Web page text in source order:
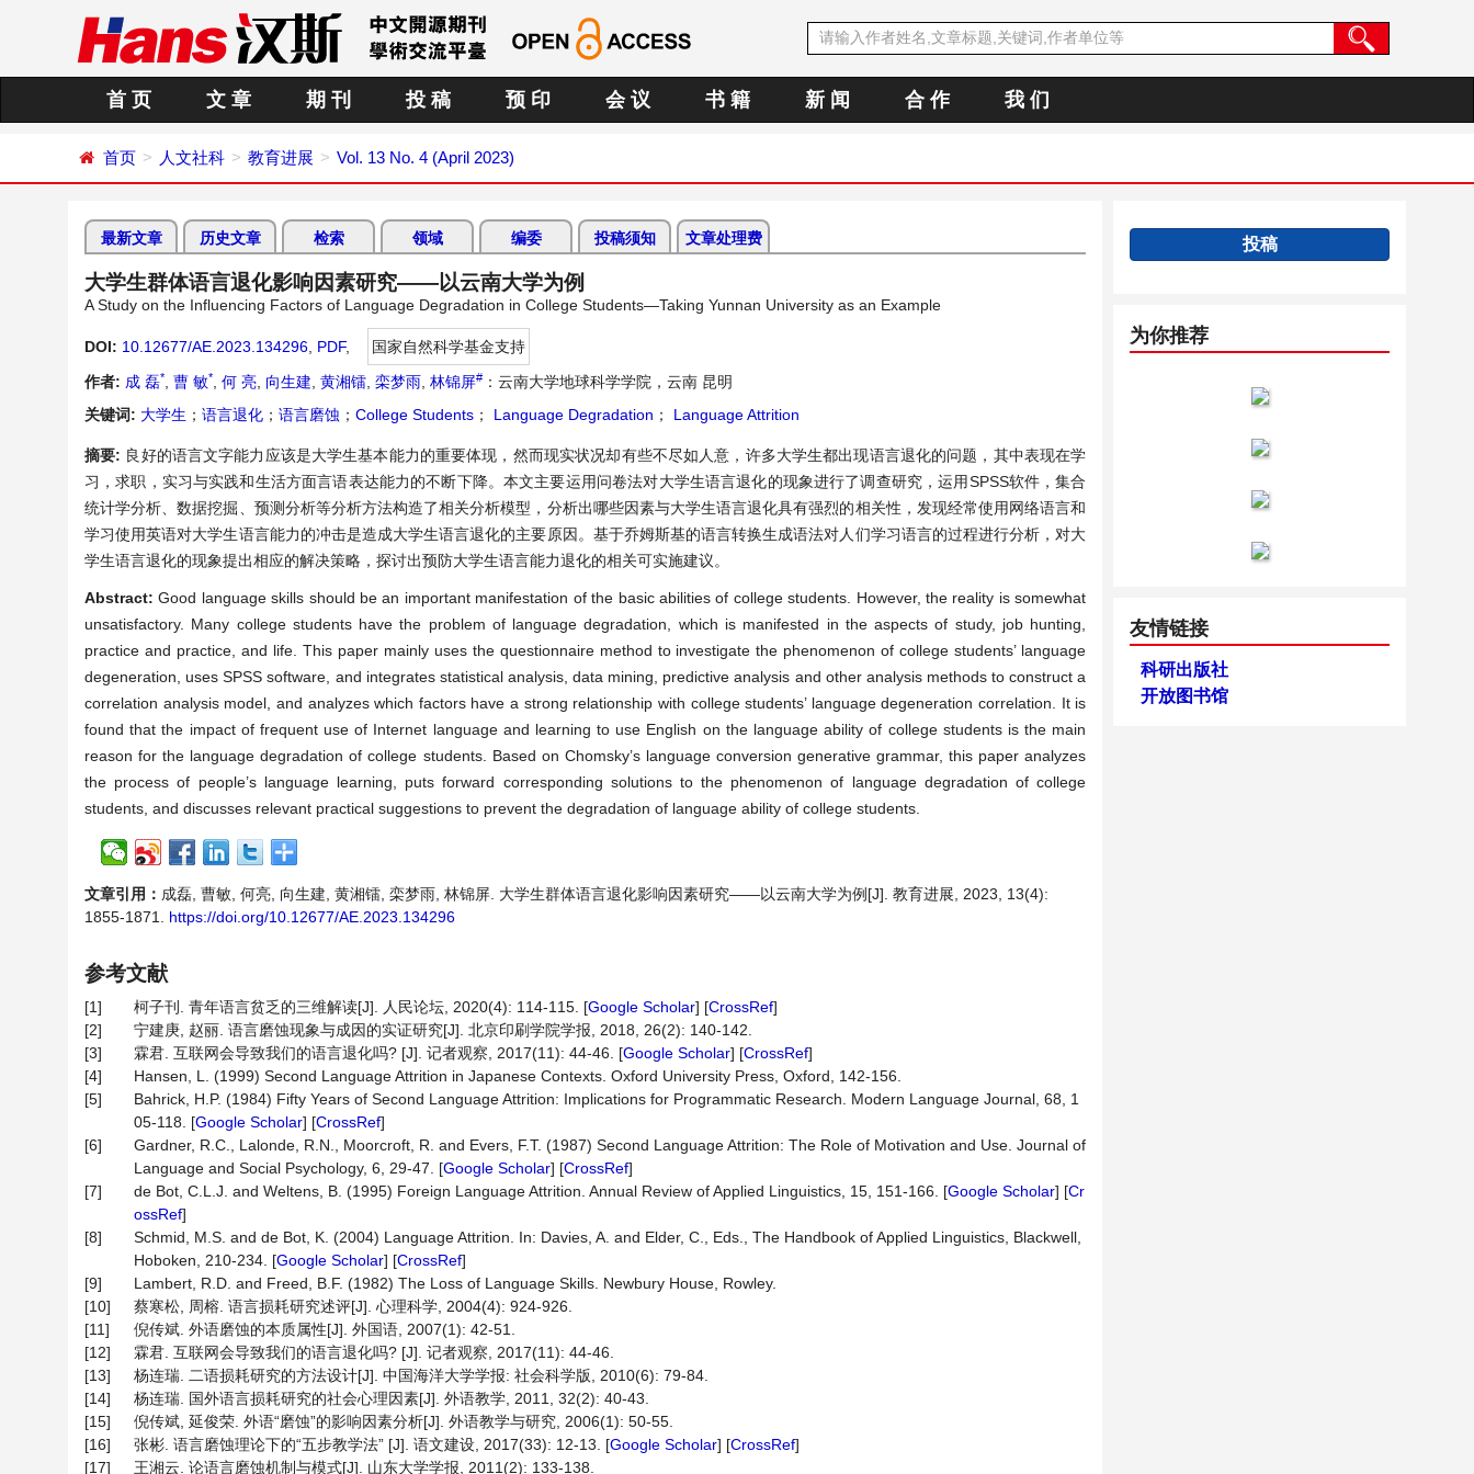
首 页 文 章 期 刊 投 稿 预 印 会 议 书 籍 新 闻 合 作 我 们
首页 人文社科 教育进展 Vol. 13 No. 4 (April 2023)
最新文章 历史文章 检索 领域 编委 投稿须知 文章处理费
大学生群体语言退化影响因素研究——以云南大学为例
A Study on the Influencing Factors of Language Degradation in College Students—Taking Yunnan University as an Example
DOI: 10.12677/AE.2023.134296 PDF,
国家自然科学基金支持
作者: 成 磊* 曹 敏* 何 亮 向生建 黄湘镭 栾梦雨 林锦屏# ：云南大学地球科学学院，云南 昆明
关键词: 大学生 ； 语言退化 ； 语言磨蚀 ； College Students ； Language Degradation ； Language Attrition
摘要: 良好的语言文字能力应该是大学生基本能力的重要体现，然而现实状况却有些不尽如人意，许多大学生都出现语言退化的问题，其中表现在学
习，求职，实习与实践和生活方面言语表达能力的不断下降。本文主要运用问卷法对大学生语言退化的现象进行了调查研究，运用SPSS软件，集合
统计学分析、数据挖掘、预测分析等分析方法构造了相关分析模型，分析出哪些因素与大学生语言退化具有强烈的相关性，发现经常使用网络语言和
学习使用英语对大学生语言能力的冲击是造成大学生语言退化的主要原因。基于乔姆斯基的语言转换生成语法对人们学习语言的过程进行分析，对大
学生语言退化的现象提出相应的解决策略，探讨出预防大学生语言能力退化的相关可实施建议。
Abstract:Good language skills should be an important manifestation of the basic abilities of college students. However, the reality is somewhat
unsatisfactory. Many college students have the problem of language degradation, which is manifested in the aspects of study, job hunting,
practice and practice, and life. This paper mainly uses the questionnaire method to investigate the phenomenon of college students’ language
degeneration, uses SPSS software, and integrates statistical analysis, data mining, predictive analysis and other analysis methods to construct a
correlation analysis model, and analyzes which factors have a strong relationship with college students’ language degeneration correlation. It is
found that the impact of frequent use of Internet language and learning to use English on the language ability of college students is the main
reason for the language degradation of college students. Based on Chomsky’s language conversion generative grammar, this paper analyzes
the process of people’s language learning, puts forward corresponding solutions to the phenomenon of language degradation of college
students, and discusses relevant practical suggestions to prevent the degradation of language ability of college students.
文章引用： 成磊, 曹敏, 何亮, 向生建, 黄湘镭, 栾梦雨, 林锦屏. 大学生群体语言退化影响因素研究——以云南大学为例[J]. 教育进展, 2023, 13(4):
1855-1871. https://doi.org/10.12677/AE.2023.134296
参考文献
[1] 柯子刊. 青年语言贫乏的三维解读[J]. 人民论坛, 2020(4): 114-115. [Google Scholar] [CrossRef]
[2]
宁建庚, 赵丽. 语言磨蚀现象与成因的实证研究[J]. 北京印刷学院学报, 2018, 26(2): 140-142.
[3]
霖君. 互联网会导致我们的语言退化吗? [J]. 记者观察, 2017(11): 44-46. [Google Scholar] [CrossRef]
[4]
Hansen, L. (1999) Second Language Attrition in Japanese Contexts. Oxford University Press, Oxford, 142-156.
[5]
Bahrick, H.P. (1984) Fifty Years of Second Language Attrition: Implications for Programmatic Research. Modern Language Journal, 68, 1
05-118. [Google Scholar] [CrossRef]
[6]
Gardner, R.C., Lalonde, R.N., Moorcroft, R. and Evers, F.T. (1987) Second Language Attrition: The Role of Motivation and Use. Journal of
Language and Social Psychology, 6, 29-47. [Google Scholar] [CrossRef]
[7]
de Bot, C.L.J. and Weltens, B. (1995) Foreign Language Attrition. Annual Review of Applied Linguistics, 15, 151-166. [Google Scholar] [Cr
ossRef]
[8]
Schmid, M.S. and de Bot, K. (2004) Language Attrition. In: Davies, A. and Elder, C., Eds., The Handbook of Applied Linguistics, Blackwell,
Hoboken, 210-234. [Google Scholar] [CrossRef]
[9]
Lambert, R.D. and Freed, B.F. (1982) The Loss of Language Skills. Newbury House, Rowley.
[10]
蔡寒松, 周榕. 语言损耗研究述评[J]. 心理科学, 2004(4): 924-926.
[11]
倪传斌. 外语磨蚀的本质属性[J]. 外国语, 2007(1): 42-51.
[12]
霖君. 互联网会导致我们的语言退化吗? [J]. 记者观察, 2017(11): 44-46.
[13]
杨连瑞. 二语损耗研究的方法设计[J]. 中国海洋大学学报: 社会科学版, 2010(6): 79-84.
[14]
杨连瑞. 国外语言损耗研究的社会心理因素[J]. 外语教学, 2011, 32(2): 40-43.
[15]
倪传斌, 延俊荣. 外语“磨蚀”的影响因素分析[J]. 外语教学与研究, 2006(1): 50-55.
[16]
张彬. 语言磨蚀理论下的“五步教学法” [J]. 语文建设, 2017(33): 12-13. [Google Scholar] [CrossRef]
[17]
王湘云. 论语言磨蚀机制与模式[J]. 山东大学学报, 2011(2): 133-138.
投稿
为你推荐
友情链接
科研出版社
开放图书馆